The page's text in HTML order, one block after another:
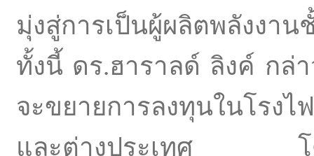
มุ่งสู่การเป็นผู้ผลิตพลังงา
ทั้งนี้ ดร.ฮาราลด์ ลิงค์ กล่
จะขยายการลงทุนในโรงไ
และต่างประเทศ โดย